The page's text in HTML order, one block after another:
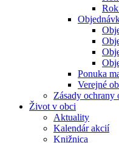
Ponuka
Verejné
Zásady ochrany
Život v obci
Aktuality
Kalendár akcií
Knižnica